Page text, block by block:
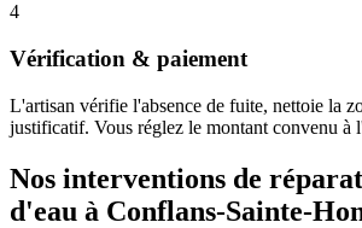
4
Vérification & paiement
L'artisan vérifie l'absence de fuite, nettoie la
justificatif. Vous réglez le montant convenu à
Nos interventions de
d'eau à Conflans-Sainte-